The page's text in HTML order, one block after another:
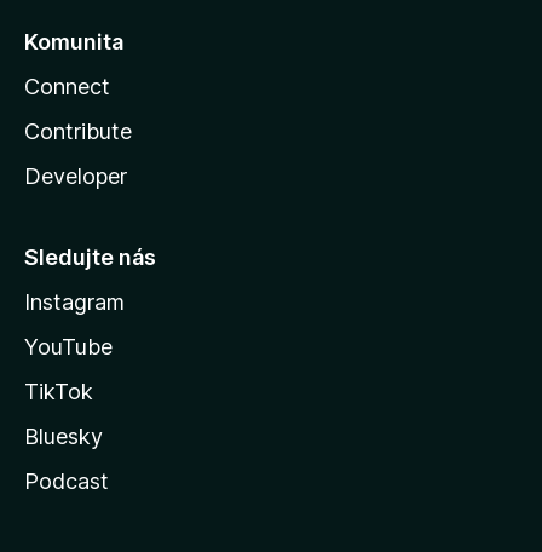
Komunita
Connect
Contribute
Developer
Sledujte nás
Instagram
YouTube
TikTok
Bluesky
Podcast